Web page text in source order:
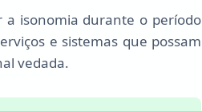
a isonomia durante o período
e sistemas que possam
vedada.